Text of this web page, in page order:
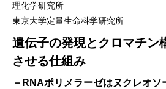
理化学研究所
東京大学定量生命科学研究所
遺伝子の発現とクロマチン
させる仕組み
－RNAポリメラーゼはヌクレオソ